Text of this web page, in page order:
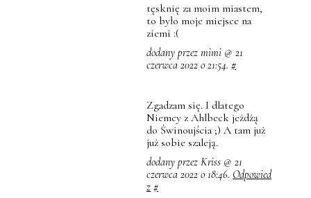
tęsknię za moim miastem,
to było moje miejsce na
ziemi :(
dodany przez mimi @ 21
czerwca 2022 o 21:54.#
Zgadzam się. I dlatego
Niemcy z Ahlbeck jeżdżą
do Świnoujścia ;) A tam już
już sobie szaleją.
dodany przez Kriss @ 21
czerwca 2022 o 18:46. Odpowied
z #